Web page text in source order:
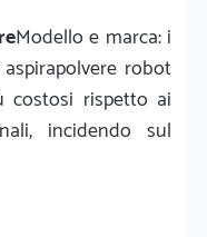
Modello e marca: i
robot
costosi rispetto ai
incidendo sul